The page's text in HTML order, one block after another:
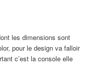
les dimensions sont
pour le design va falloir
c’est la console elle